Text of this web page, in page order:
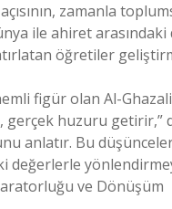
zamanla
ile ahiret
öğretiler
figür olan Al-
gerçek huzuru
anlatır. Bu
değerlerle
ve Dönüşüm